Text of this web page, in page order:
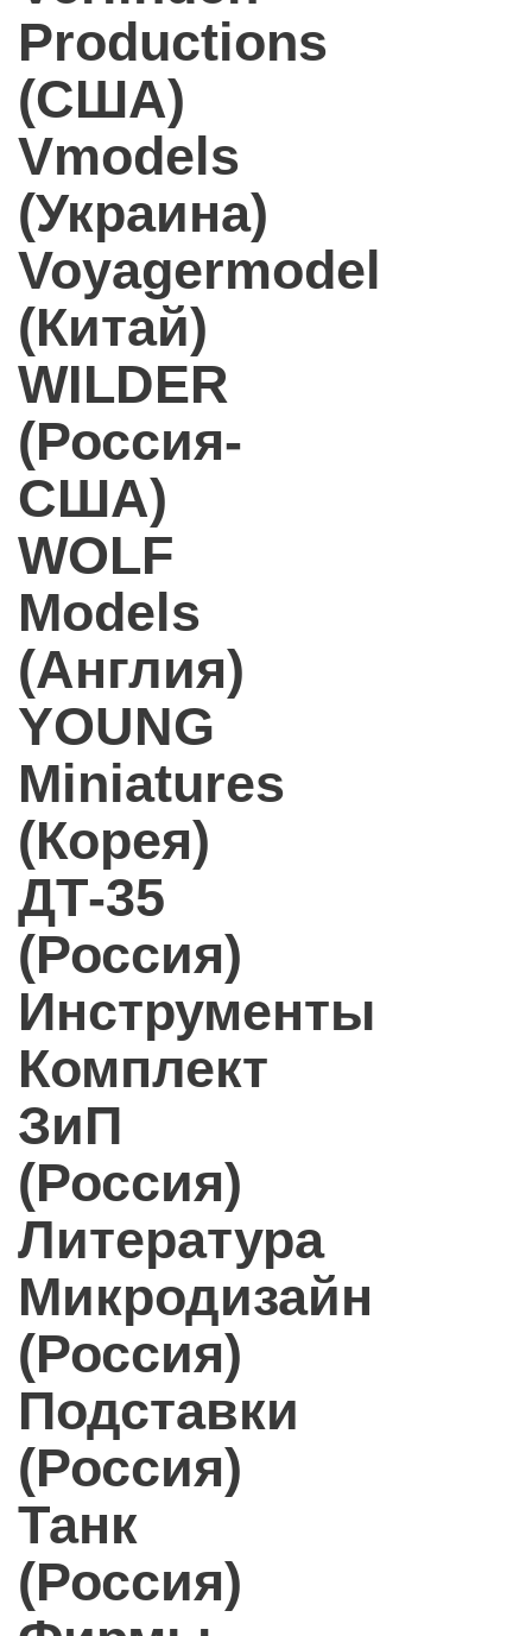
Productions
(США)
Vmodels
(Украина)
Voyagermodel
(Китай)
WILDER
(Россия-
США)
WOLF
Models
(Англия)
YOUNG
Miniatures
(Корея)
ДТ-35
(Россия)
Инструменты
Комплект
ЗиП
(Россия)
Литература
Микродизайн
(Россия)
Подставки
(Россия)
Танк
(Россия)